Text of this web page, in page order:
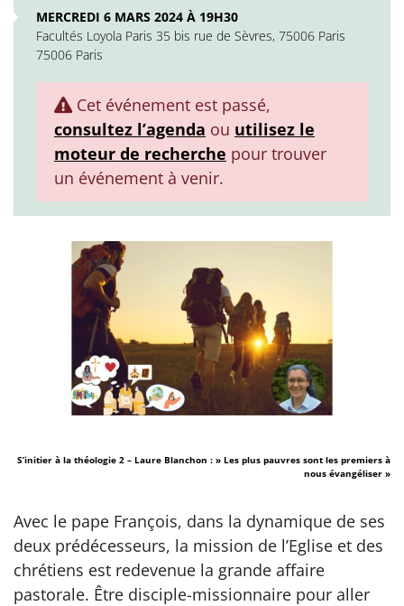
MERCREDI 6 MARS 2024 À 19H30
Facultés Loyola Paris 35 bis rue de Sèvres, 75006 Paris
75006 Paris
Cet événement est passé,
consultez l’agenda ou utilisez le
moteur de recherche pour trouver
un événement à venir.
S’initier à la théologie 2 – Laure Blanchon : » Les plus pauvres sont les premiers à
nous évangéliser »
Avec le pape François, dans la dynamique de ses
deux prédécesseurs, la mission de l’Eglise et des
chrétiens est redevenue la grande affaire
pastorale. Être disciple-missionnaire pour aller